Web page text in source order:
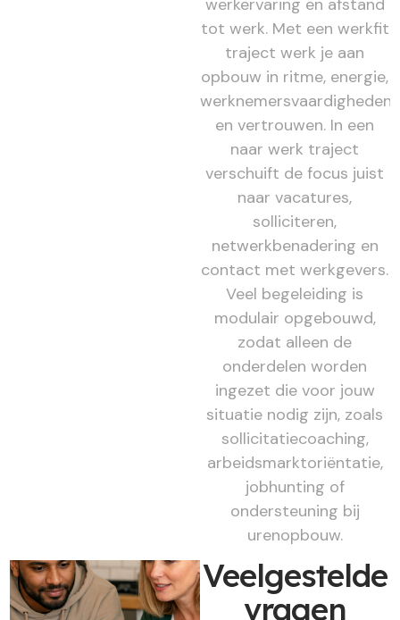
tot werk. Met een werkfit
traject werk je aan
opbouw in ritme, energie,
werknemersvaardigheden
en vertrouwen. In een
naar werk traject
verschuift de focus juist
naar vacatures,
solliciteren,
netwerkbenadering en
contact met werkgevers.
Veel begeleiding is
modulair opgebouwd,
zodat alleen de
onderdelen worden
ingezet die voor jouw
situatie nodig zijn, zoals
sollicitatiecoaching,
arbeidsmarktoriëntatie,
jobhunting of
ondersteuning bij
urenopbouw.
Veelgestelde
vragen